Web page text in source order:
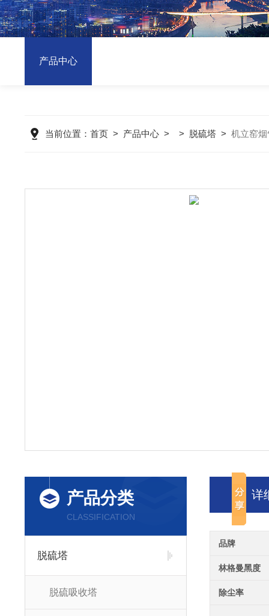
产品中心
当前位置： 首页> 产品中心> > 脱硫塔> 机立窑
产品分类
CLASSIFICATION
脱硫塔
脱硫吸收塔
详
品牌
林格曼黑度
除尘率